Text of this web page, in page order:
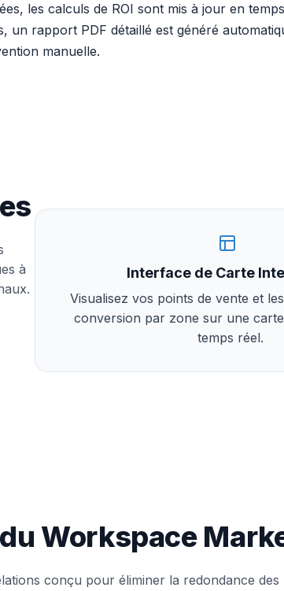
les calculs de ROI sont mis à jour en
un rapport PDF détaillé est généré
manuelle.
à
Interface de Carte
Visualisez vos points de vente et
conversion par zone sur une
temps réel.
Workspace
conçu pour éliminer la redondance des